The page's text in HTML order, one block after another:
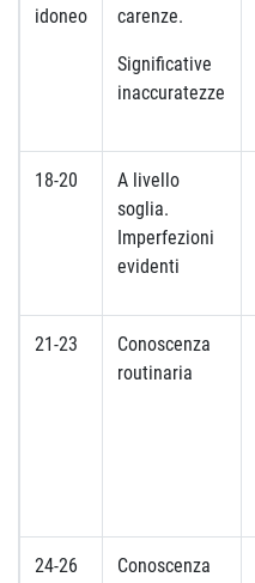
idoneo
carenze.
Significative
inaccuratezze
18-20
A livello
soglia.
Imperfezioni
evidenti
21-23
Conoscenza
routinaria
24-26 Conoscenza